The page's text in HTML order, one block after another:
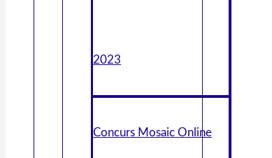
2023
Concurs Mosaic Online